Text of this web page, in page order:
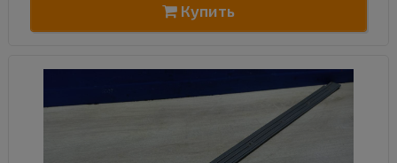
Купить